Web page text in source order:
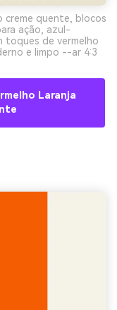
creme quente, blocos
ação, azul-
toques de vermelho
e limpo --ar 4:3
Laranja